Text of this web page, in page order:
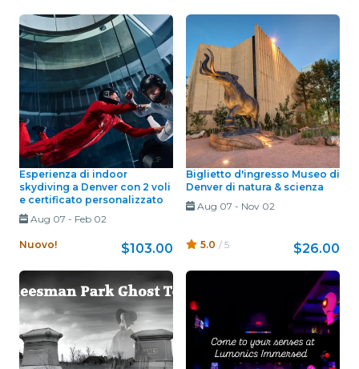
Esperienza di indoor
skydiving a Denver con 2 voli
e certificato personalizzato
Aug 07 - Feb 02
Nuovo! $103.00
Biglietto d'ingresso Museo di
Denver di natura & scienza
Aug 07 - Nov 02
5.0 / 5 $26.00